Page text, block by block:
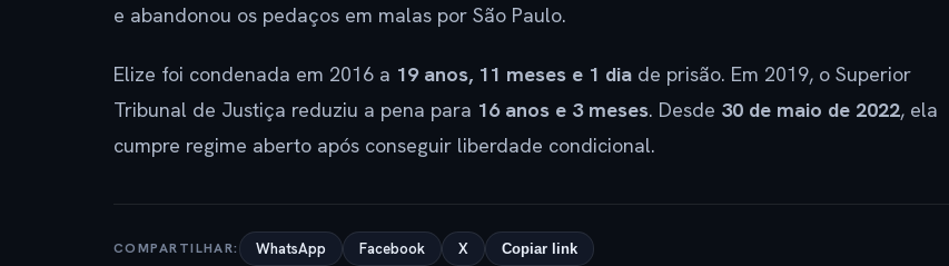
e abandonou os pedaços em malas por São Paulo.
Elize foi condenada em 2016 a 19 anos, 11 meses e 1 dia de prisão. Em 2019, o Superior
Tribunal de Justiça reduziu a pena para 16 anos e 3 meses. Desde 30 de maio de 2022, ela
cumpre regime aberto após conseguir liberdade condicional.
COMPARTILHAR: WhatsApp Facebook X Copiar link